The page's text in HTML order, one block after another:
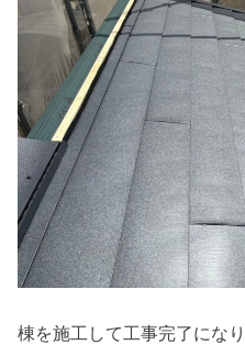
棟を施工して工事完了にな